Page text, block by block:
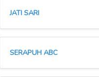
JATI SARI
SERAPUH ABC